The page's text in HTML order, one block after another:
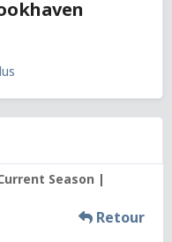
Season
Retour